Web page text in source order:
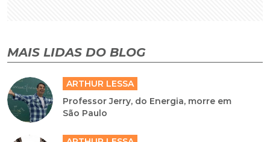
MAIS LIDAS DO BLOG
ARTHUR LESSA
Professor Jerry, do Energia, morre em
São Paulo